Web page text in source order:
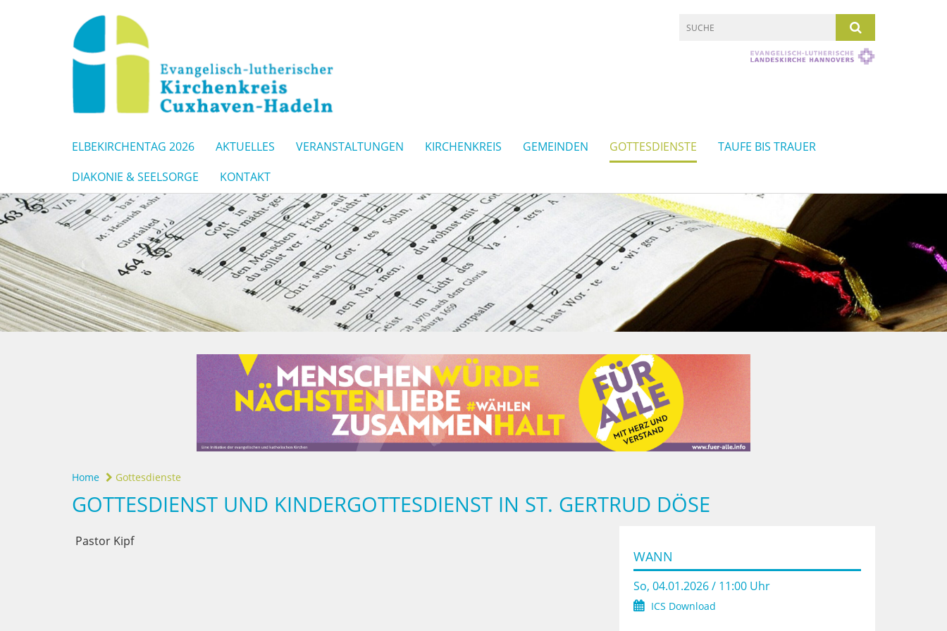
ELBEKIRCHENTAG 2026 AKTUELLES VERANSTALTUNGEN KIRCHENKREIS GEMEINDEN GOTTESDIENSTE
TAUFE BIS TRAUER
DIAKONIE & SEELSORGE
KONTAKT
Home Gottesdienste
GOTTESDIENST UND KINDERGOTTESDIENST IN ST. GERTRUD DÖSE
Pastor Kipf
WANN
So, 04.01.2026 / 11:00 Uhr
ICS Download